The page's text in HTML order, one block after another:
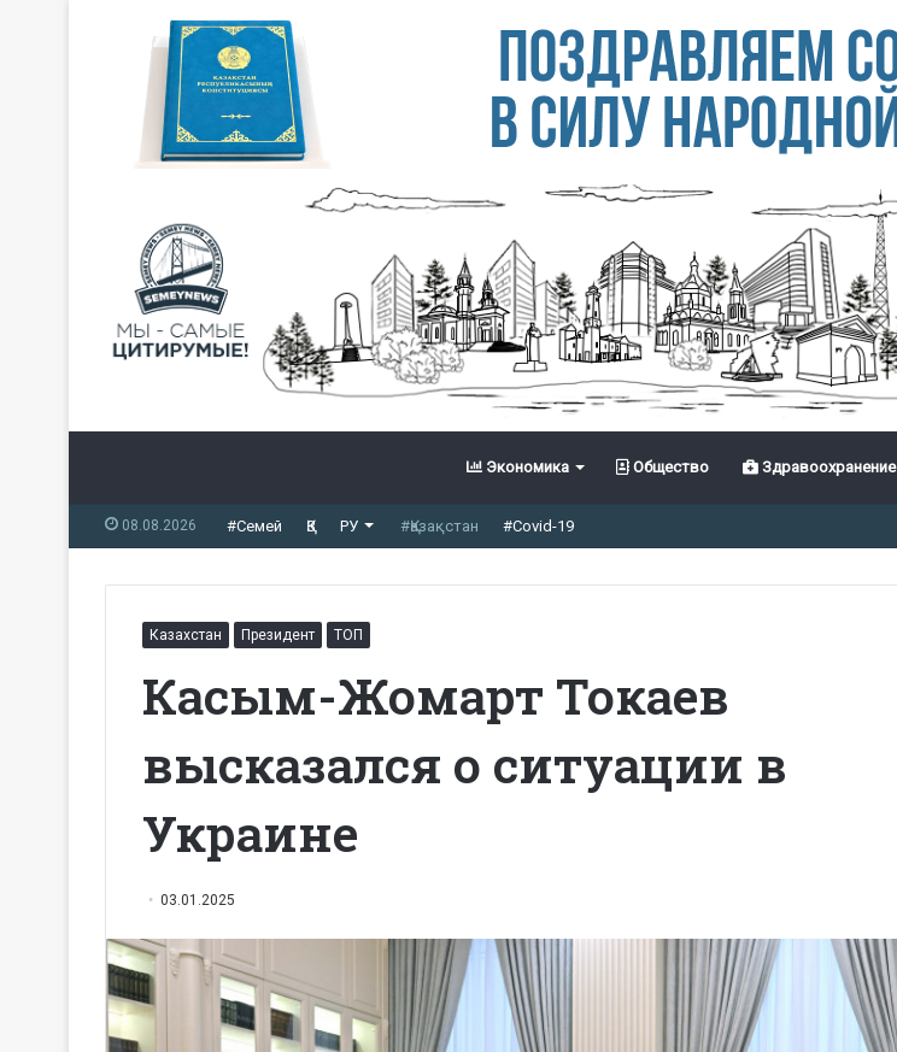
Экономика Общество Здравоохранение
08.08.2026 #Семей ҚЗ РУ #Қазақстан #Covid-19
Казахстан Президент ТОП
Касым-Жомарт Токаев
высказался о ситуации в
Украине
03.01.2025